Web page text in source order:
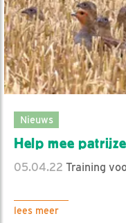
Nieuws
Help mee
05.04.22 Training
lees meer